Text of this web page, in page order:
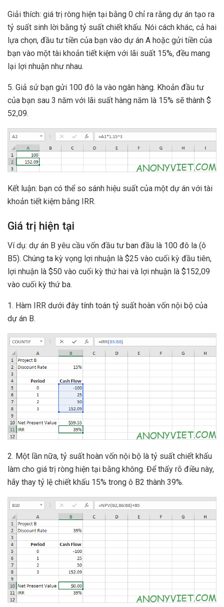
Giải thích: giá trị ròng hiện tại bằng 0 chỉ ra rằng dự án tạo ra
tỷ suất sinh lời bằng tỷ suất chiết khấu. Nói cách khác, cả hai
lựa chọn, đầu tư tiền của bạn vào dự án A hoặc gửi tiền của
bạn vào một tài khoản tiết kiệm với lãi suất 15%, đều mang
lại lợi nhuận như nhau.
5. Giả sử bạn gửi 100 đô la vào ngân hàng. Khoản đầu tư
của bạn sau 3 năm với lãi suất hàng năm là 15% sẽ thành $
52,09.
Kết luận: bạn có thể so sánh hiệu suất của một dự án với tài
khoản tiết kiệm bằng IRR.
Giá trị hiện tại
Ví dụ: dự án B yêu cầu vốn đầu tư ban đầu là 100 đô la (ô
B5). Chúng ta kỳ vọng lợi nhuận là $25 vào cuối kỳ đầu tiên,
lợi nhuận là $50 vào cuối kỳ thứ hai và lợi nhuận là $152,09
vào cuối kỳ thứ ba.
1. Hàm IRR dưới đây tính toán tỷ suất hoàn vốn nội bộ của
dự án B.
2. Một lần nữa, tỷ suất hoàn vốn nội bộ là tỷ suất chiết khấu
làm cho giá trị ròng hiện tại bằng không. Để thấy rõ điều này,
hãy thay tỷ lệ chiết khấu 15% trong ô B2 thành 39%.